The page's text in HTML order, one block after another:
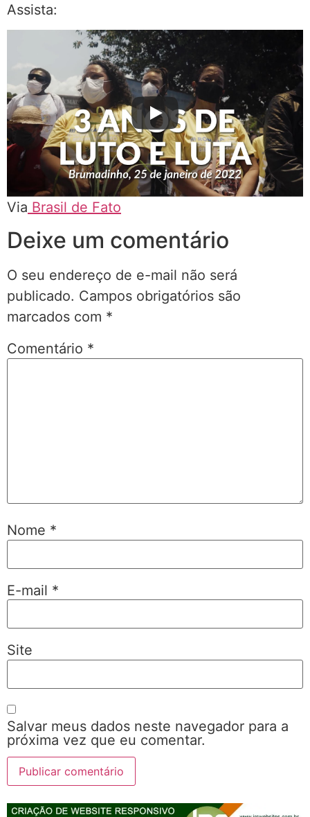
Assista:
Via Brasil de Fato
Deixe um comentário
O seu endereço de e-mail não será
publicado. Campos obrigatórios são
marcados com *
Comentário *
Nome *
E-mail *
Site
Salvar meus dados neste navegador para a
próxima vez que eu comentar.